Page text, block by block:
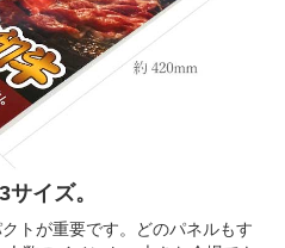
イズ。
トが重要です。どのパネルもす